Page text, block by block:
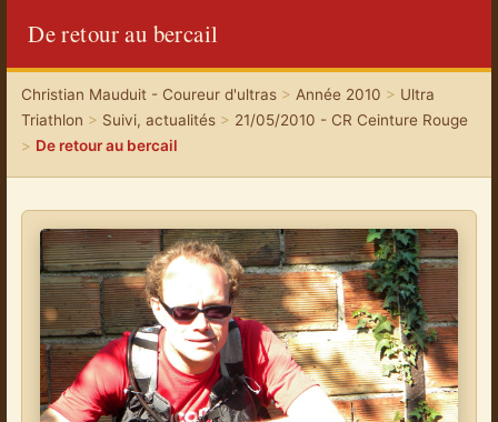
De retour au bercail
Christian Mauduit - Coureur d'ultras> Année 2010 > Ultra
Triathlon > Suivi, actualités> 21/05/2010 - CR Ceinture Rouge
> De retour au bercail